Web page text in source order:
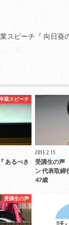
スピーチ『 向日葵
業スピーチ
あるべき
2015.2.15
受講生の声
ン 代表取
47歳
受講生の声